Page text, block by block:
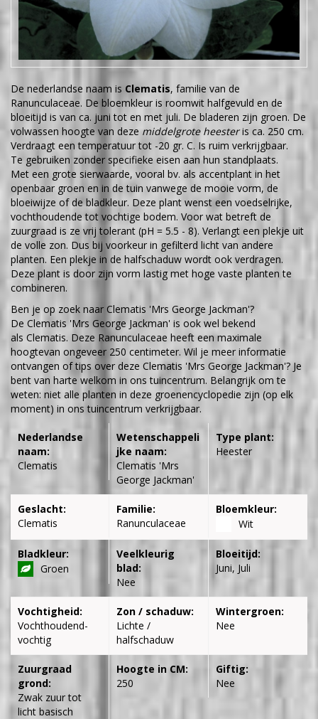
De nederlandse naam is Clematis, familie van de
Ranunculaceae. De bloemkleur is roomwit halfgevuld en de
bloeitijd is van ca. juni tot en met juli. De bladeren zijn groen. De
volwassen hoogte van deze middelgrote heesteris ca. 250 cm.
Verdraagt een temperatuur tot -20 gr. C. Is ruim verkrijgbaar.
Te gebruiken zonder specifieke eisen aan hun standplaats.
Met een grote sierwaarde, vooral bv. als accentplant in het
openbaar groen en in de tuin vanwege de mooie vorm, de
bloeiwijze of de bladkleur. Deze plant wenst een voedselrijke,
vochthoudende tot vochtige bodem. Voor wat betreft de
zuurgraad is ze vrij tolerant (pH = 5.5 - 8). Verlangt een plekje uit
de volle zon. Dus bij voorkeur in gefilterd licht van andere
planten. Een plekje in de halfschaduw wordt ook verdragen.
Deze plant is door zijn vorm lastig met hoge vaste planten te
combineren.
Ben je op zoek naar Clematis 'Mrs George Jackman'?
De Clematis 'Mrs George Jackman' is ook wel bekend
als Clematis. Deze Ranunculaceae heeft een maximale
hoogtevan ongeveer 250 centimeter. Wil je meer informatie
ontvangen of tips over deze Clematis 'Mrs George Jackman'? Je
bent van harte welkom in ons tuincentrum. Belangrijk om te
weten: niet alle planten in deze groenencyclopedie zijn (op elk
moment) in ons tuincentrum verkrijgbaar.
Nederlandse
naam:
Clematis
Wetenschappeli
jke naam:
Clematis 'Mrs
George Jackman'
Type plant:
Heester
Geslacht:
Clematis
Familie:
Ranunculaceae
Bloemkleur:
Wit
Bladkleur:
Groen
Veelkleurig
blad:
Nee
Bloeitijd:
Juni, Juli
Vochtigheid:
Vochthoudend-
vochtig
Zon / schaduw:
Lichte /
halfschaduw
Wintergroen:
Nee
Zuurgraad
grond:
Zwak zuur tot
licht basisch
Hoogte in CM:
250
Giftig:
Nee